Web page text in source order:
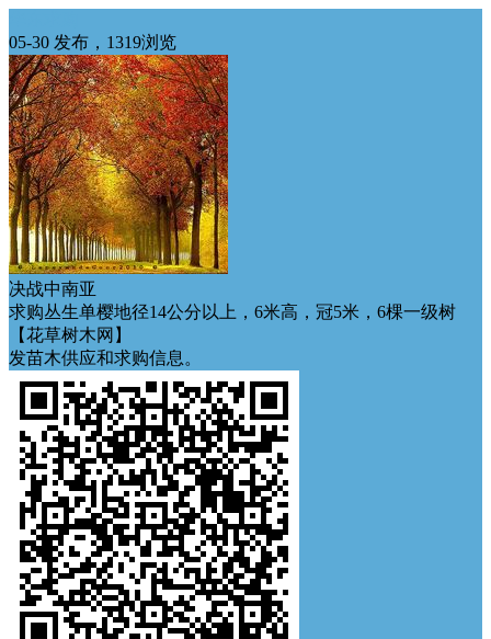
05-30 发布，1319浏览
决战中南亚
求购丛生单樱地径14公分以上，6米高，冠5米，6棵一级树
【花草树木网】
发苗木供应和求购信息。